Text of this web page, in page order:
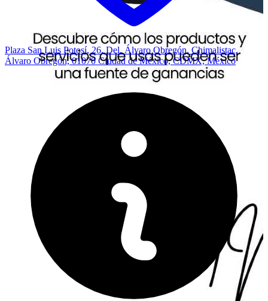
Plaza San Luis Potosí, 26, Del. Álvaro Obregón, Chimalistac,
Álvaro Obregón, 01070 Ciudad de México, CDMX, México